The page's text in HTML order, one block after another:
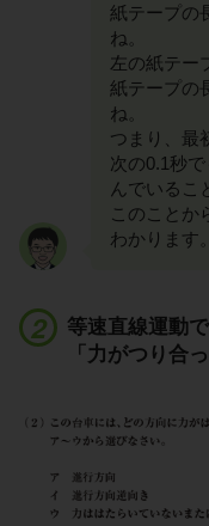
紙テープの
ね。
左の紙テー
紙テープの
ね。
つまり、最
次の0.1秒
んでいるこ
このことか
わかります。
等速直線運動
「力がつり合